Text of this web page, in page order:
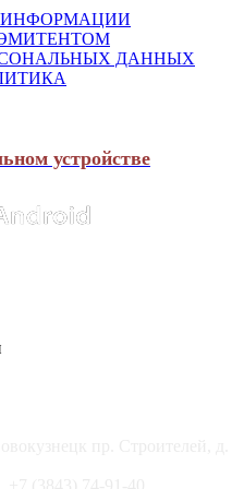
ИНФОРМАЦИИ
ДАННЫХ
устройстве